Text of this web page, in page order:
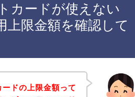
カードが使えない
上限金額を確認して
ドの上限金額って